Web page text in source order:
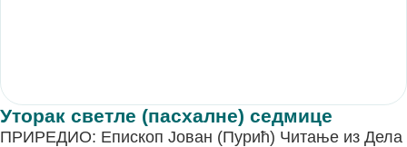
Уторак светле (пасхалне) седмице
ПРИРЕДИО: Епископ Јован (Пурић) Читање из Дела